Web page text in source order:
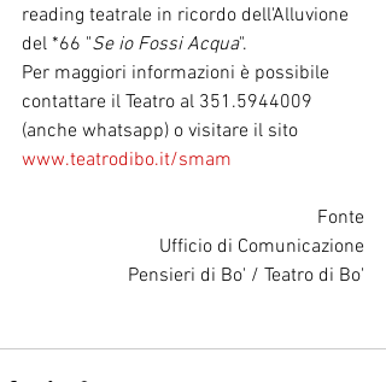
reading teatrale in ricordo dell'Alluvione
del *66 "Se io Fossi Acqua".
Per maggiori informazioni è possibile
contattare il Teatro al 351.5944009
(anche whatsapp) o visitare il sito
www.teatrodibo.it/smam
Fonte
Ufficio di Comunicazione
Pensieri di Bo' / Teatro di Bo'